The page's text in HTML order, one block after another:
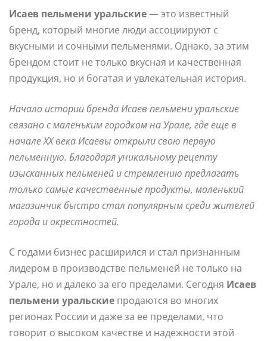
Исаев пельмени уральские— это известный
бренд, который многие люди ассоциируют с
вкусными и сочными пельменями. Однако, за этим
брендом стоит не только вкусная и качественная
продукция, но и богатая и увлекательная история.
Начало истории бренда Исаев пельмени уральские
связано с маленьким городком на Урале, где еще в
начале XX века Исаевы открыли свою первую
пельменную. Благодаря уникальному рецепту
изысканных пельменей и стремлению предлагать
только самые качественные продукты, маленький
магазинчик быстро стал популярным среди жителей
города и окрестностей.
С годами бизнес расширился и стал признанным
лидером в производстве пельменей не только на
Урале, но и далеко за его пределами. Сегодня Исаев
пельмени уральские продаются во многих
регионах России и даже за ее пределами, что
говорит о высоком качестве и надежности этой